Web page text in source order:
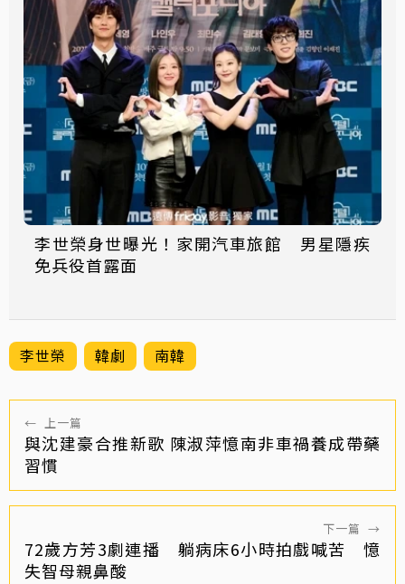
李世榮身世曝光！家開汽車旅館 男星隱疾
免兵役首露面
李世榮 韓劇 南韓
← 上一篇
與沈建豪合推新歌 陳淑萍憶南非車禍養成帶藥
習慣
下一篇 →
72歲方芳3劇連播 躺病床6小時拍戲喊苦 憶
失智母親鼻酸